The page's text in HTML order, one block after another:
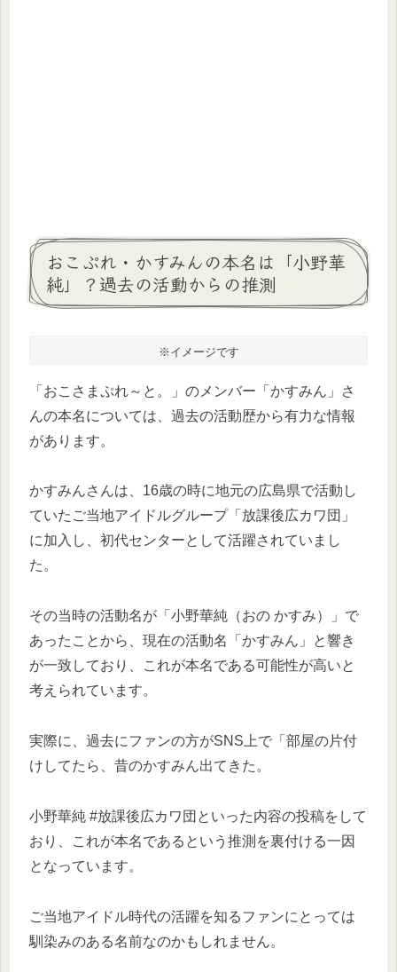
おこぷれ・かすみんの本名は「小野華
純」？過去の活動からの推測
※イメージです
「おこさまぷれ～と。」のメンバー「かすみん」さ
んの本名については、過去の活動歴から有力な情報
があります。
かすみんさんは、16歳の時に地元の広島県で活動し
ていたご当地アイドルグループ「放課後広カワ団」
に加入し、初代センターとして活躍されていまし
た。
その当時の活動名が「小野華純（おの かすみ）」で
あったことから、現在の活動名「かすみん」と響き
が一致しており、これが本名である可能性が高いと
考えられています。
実際に、過去にファンの方がSNS上で「部屋の片付
けしてたら、昔のかすみん出てきた。
小野華純 #放課後広カワ団といった内容の投稿をして
おり、これが本名であるという推測を裏付ける一因
となっています。
ご当地アイドル時代の活躍を知るファンにとっては
馴染みのある名前なのかもしれません。